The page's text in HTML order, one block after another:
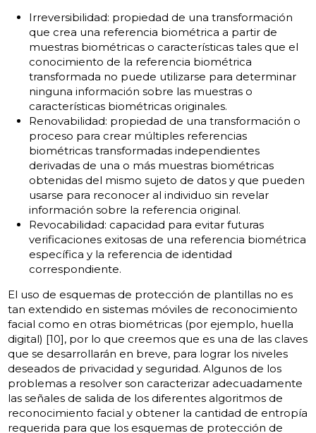
Irreversibilidad: propiedad de una transformación
que crea una referencia biométrica a partir de
muestras biométricas o características tales que el
conocimiento de la referencia biométrica
transformada no puede utilizarse para determinar
ninguna información sobre las muestras o
características biométricas originales.
Renovabilidad: propiedad de una transformación o
proceso para crear múltiples referencias
biométricas transformadas independientes
derivadas de una o más muestras biométricas
obtenidas del mismo sujeto de datos y que pueden
usarse para reconocer al individuo sin revelar
información sobre la referencia original.
Revocabilidad: capacidad para evitar futuras
verificaciones exitosas de una referencia biométrica
específica y la referencia de identidad
correspondiente.
El uso de esquemas de protección de plantillas no es
tan extendido en sistemas móviles de reconocimiento
facial como en otras biométricas (por ejemplo, huella
digital) [10], por lo que creemos que es una de las claves
que se desarrollarán en breve, para lograr los niveles
deseados de privacidad y seguridad. Algunos de los
problemas a resolver son caracterizar adecuadamente
las señales de salida de los diferentes algoritmos de
reconocimiento facial y obtener la cantidad de entropía
requerida para que los esquemas de protección de